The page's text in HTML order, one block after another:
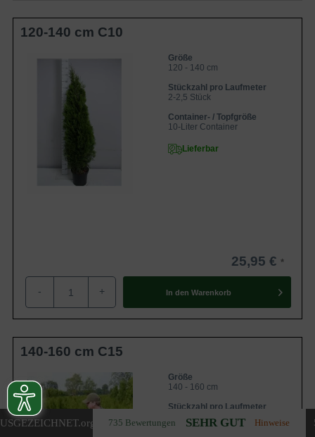
.org 735 Bewertungen SEHR GUT Hinweise
120-140 cm C10
Größe
120 - 140 cm
Stückzahl pro Laufmeter
2-2,5 Stück
Container- / Topfgröße
10-Liter Container
Lieferbar
25,95 €
- + In den Warenkorb
140-160 cm C15
Größe
140 - 160 cm
Stückzahl pro Laufmeter
2-2,25 Stück